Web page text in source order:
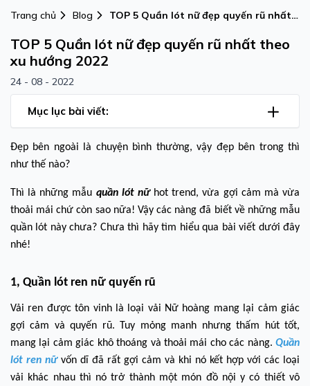
Trang chủ Blog
TOP 5 Quần lót nữ đẹp quyến rũ nhất
TOP 5 Quần lót nữ đẹp quyến rũ nhất theo
xu hướng 2022
24 - 08 - 2022
Mục lục bài viết:
Đẹp bên ngoài là chuyện bình thường, vậy đẹp bên trong thì
như thế nào?
Thì là những mẫu quần lót nữhot trend, vừa gợi cảm mà vừa
thoải mái chứ còn sao nữa! Vậy các nàng đã biết về những mẫu
quần lót này chưa? Chưa thì hãy tìm hiểu qua bài viết dưới đây
nhé!
1, Quần lót ren nữ quyến rũ
Vải ren được tôn vinh là loại vải Nữ hoàng mang lại cảm giác
gợi cảm và quyến rũ. Tuy mỏng manh nhưng thấm hút tốt,
mang lại cảm giác khô thoáng và thoải mái cho các nàng. Quần
lót ren nữvốn dĩ đã rất gợi cảm và khi nó kết hợp với các loại
vải khác nhau thì nó trở thành một món đồ nội y có thiết vô